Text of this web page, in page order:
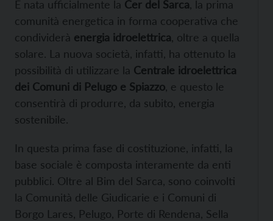
È nata ufficialmente la Cer del Sarca , la prima
comunità energetica in forma cooperativa che
condividerà energia idroelettrica , oltre a quella
solare. La nuova società, infatti, ha ottenuto la
possibilità di utilizzare la Centrale idroelettrica
dei Comuni di Pelugo e Spiazzo , e questo le
consentirà di produrre, da subito, energia
sostenibile.
In questa prima fase di costituzione, infatti, la
base sociale è composta interamente da enti
pubblici. Oltre al Bim del Sarca, sono coinvolti
la Comunità delle Giudicarie e i Comuni di
Borgo Lares, Pelugo, Porte di Rendena, Sella